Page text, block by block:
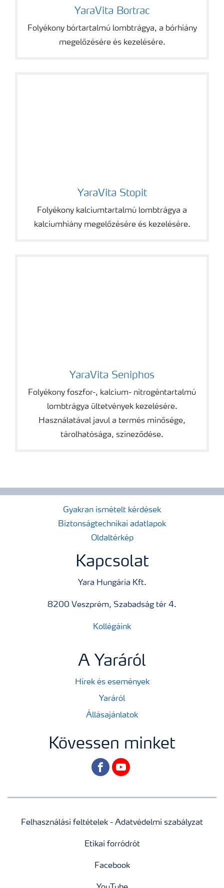
YaraVita Bortrac
YaraVita Bortrac
Folyékony bórtartalmú lombtrágya, a bórhiány
megelőzésére és kezelésére.
YaraVita Stopit
YaraVita Stopit
Folyékony kalciumtartalmú lombtrágya a
kalciumhiány megelőzésére és kezelésére.
YaraVita Seniphos
YaraVita Seniphos
Folyékony foszfor-, kalcium- nitrogéntartalmú
lombtrágya ültetvények kezelésére.
Használatával javul a termés minősége,
tárolhatósága, színeződése.
Gyakran ismételt kérdések
Biztonságtechnikai adatlapok
Oldaltérkép
Kapcsolat
Yara Hungária Kft.
8200 Veszprém, Szabadság tér 4.
Kollégáink
A Yaráról
Hírek és események
Yaráról
Állásajánlatok
Kövessen minket
facebookyoutube
Felhasználási feltételek - Adatvédelmi szabályzat
Etikai forródrót
Facebook